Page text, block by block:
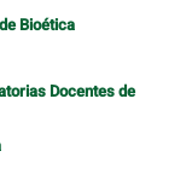
Bioética
Docentes de